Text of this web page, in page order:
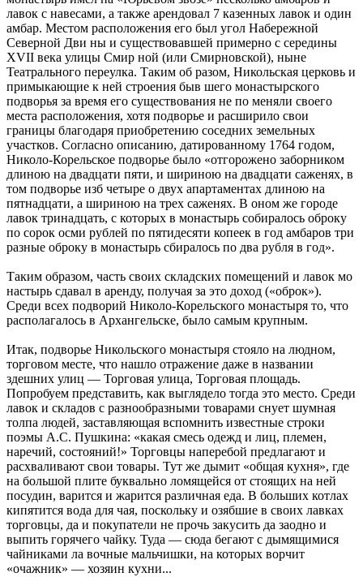
лавок с навесами, а также арендовал 7 казенных лавок и один
амбар. Местом расположения его был угол Набережной
Северной Дви ны и существовавшей примерно с середины
XVII века улицы Смир ной (или Смирновской), ныне
Театрального переулка. Таким об разом, Никольская церковь и
примыкающие к ней строения быв шего монастырского
подворья за время его существования не по меняли своего
места расположения, хотя подворье и расширило свои
границы благодаря приобретению соседних земельных
участков. Согласно описанию, датированному 1764 годом,
Николо-Корельское подворье было «отгорожено заборником
длиною на двадцати пяти, и шириною на двадцати саженях, в
том подворье изб четыре о двух апартаментах длиною на
пятнадцати, а шириною на трех саженях. В оном же городе
лавок тринадцать, с которых в монастырь собиралось оброку
по сорок осми рублей по пятидесяти копеек в год амбаров три
разные оброку в монастырь сбиралось по два рубля в год».
Таким образом, часть своих складских помещений и лавок мо
настырь сдавал в аренду, получая за это доход («оброк»).
Среди всех подворий Николо-Корельского монастыря то, что
располагалось в Архангельске, было самым крупным.
Итак, подворье Никольского монастыря стояло на людном,
торговом месте, что нашло отражение даже в названии
здешних улиц — Торговая улица, Торговая площадь.
Попробуем представить, как выглядело тогда это место. Среди
лавок и складов с разнообразными товарами снует шумная
толпа людей, заставляющая вспомнить известные строки
поэмы А.С. Пушкина: «какая смесь одежд и лиц, племен,
наречий, состояний!» Торговцы наперебой предлагают и
расхваливают свои товары. Тут же дымит «общая кухня», где
на большой плите буквально ломящейся от стоящих на ней
посудин, варится и жарится различная еда. В больших котлах
кипятится вода для чая, поскольку и озябшие в своих лавках
торговцы, да и покупатели не прочь закусить да заодно и
выпить горячего чайку. Туда — сюда бегают с дымящимися
чайниками ла вочные мальчишки, на которых ворчит
«очажник» — хозяин кухни...